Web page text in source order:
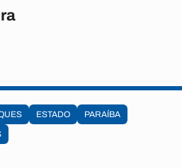
ESTADO
PARAÍBA